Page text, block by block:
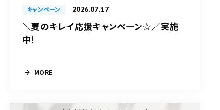
キャンペーン 2026.07.17
＼夏のキレイ応援キャンペーン☆／実施
中！
MORE